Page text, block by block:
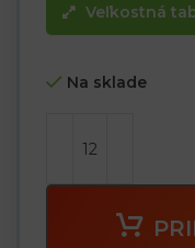
Veľkostná
Na sklade